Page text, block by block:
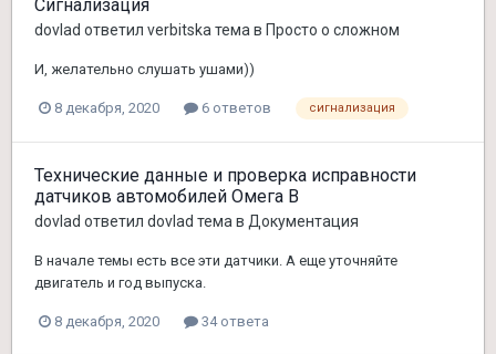
Сигнализация
dovlad ответил verbitska тема в Просто о сложном
И, желательно слушать ушами))
8 декабря, 2020 6 ответов сигнализация
Технические данные и проверка исправности
датчиков автомобилей Омега В
dovlad ответил dovlad тема в Документация
В начале темы есть все эти датчики. А еще уточняйте
двигатель и год выпуска.
8 декабря, 2020 34 ответа